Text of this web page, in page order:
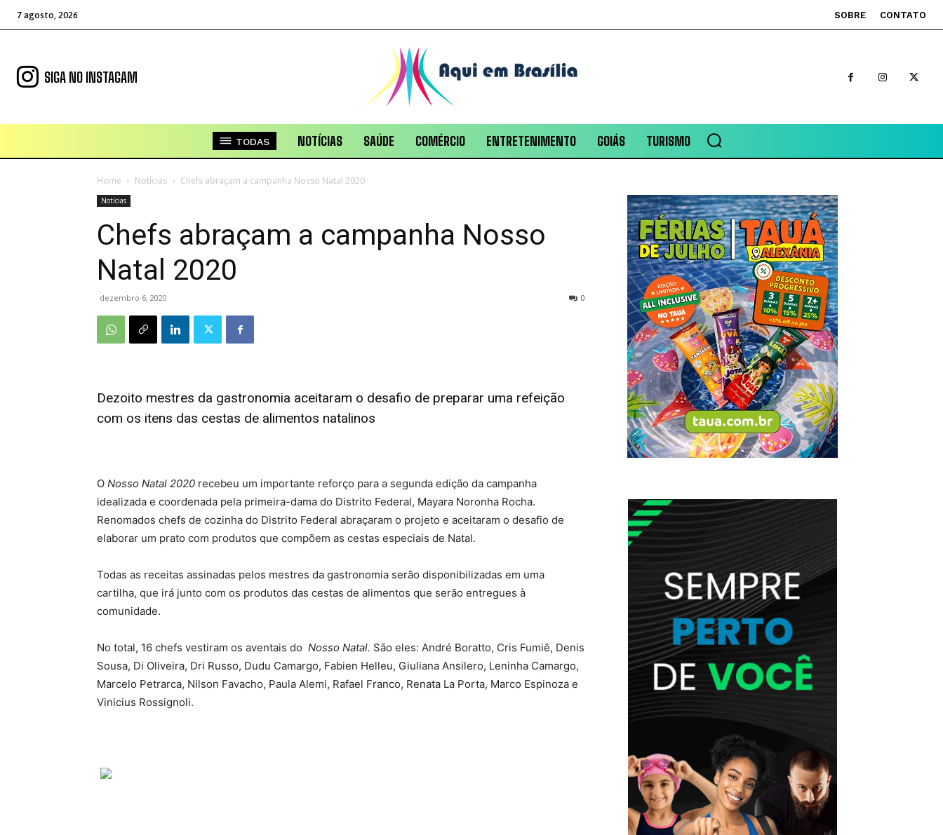
7 agosto, 2026 SOBRE CONTATO
SIGA NO INSTAGAM
TODAS NOTÍCIAS SAÚDE COMÉRCIO ENTRETENIMENTO GOIÁS TURISMO
Home Notícias Chefs abraçam a campanha Nosso Natal 2020
Notícias
Chefs abraçam a campanha Nosso
Natal 2020
dezembro 6, 2020 0
Dezoito mestres da gastronomia aceitaram o desafio de preparar uma refeição
com os itens das cestas de alimentos natalinos
O Nosso Natal 2020 recebeu um importante reforço para a segunda edição da campanha
idealizada e coordenada pela primeira-dama do Distrito Federal, Mayara Noronha Rocha.
Renomados chefs de cozinha do Distrito Federal abraçaram o projeto e aceitaram o desafio de
elaborar um prato com produtos que compõem as cestas especiais de Natal.
Todas as receitas assinadas pelos mestres da gastronomia serão disponibilizadas em uma
cartilha, que irá junto com os produtos das cestas de alimentos que serão entregues à
comunidade.
No total, 16 chefs vestiram os aventais do Nosso Natal. São eles: André Boratto, Cris Fumiê, Denis
Sousa, Di Oliveira, Dri Russo, Dudu Camargo, Fabien Helleu, Giuliana Ansilero, Leninha Camargo,
Marcelo Petrarca, Nilson Favacho, Paula Alemi, Rafael Franco, Renata La Porta, Marco Espinoza e
Vinicius Rossignoli.